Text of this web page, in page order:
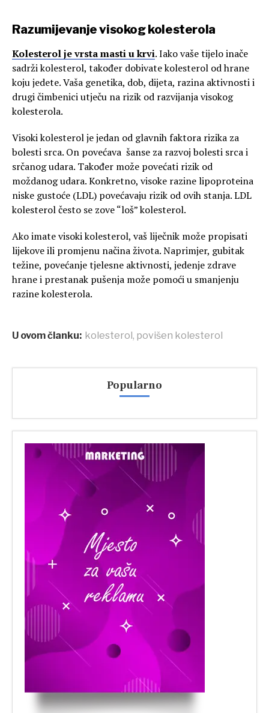
Razumijevanje visokog kolesterola
Kolesterol je vrsta masti u krvi. Iako vaše tijelo inače
sadrži kolesterol, također dobivate kolesterol od hrane
koju jedete. Vaša genetika, dob, dijeta, razina aktivnosti i
drugi čimbenici utječu na rizik od razvijanja visokog
kolesterola.
Visoki kolesterol je jedan od glavnih faktora rizika za
bolesti srca. On povećava šanse za razvoj bolesti srca i
srčanog udara. Također može povećati rizik od
moždanog udara. Konkretno, visoke razine lipoproteina
niske gustoće (LDL) povećavaju rizik od ovih stanja. LDL
kolesterol često se zove “loš” kolesterol.
Ako imate visoki kolesterol, vaš liječnik može propisati
lijekove ili promjenu načina života. Naprimjer, gubitak
težine, povećanje tjelesne aktivnosti, jedenje zdrave
hrane i prestanak pušenja može pomoći u smanjenju
razine kolesterola.
U ovom članku: kolesterol, povišen kolesterol
Popularno